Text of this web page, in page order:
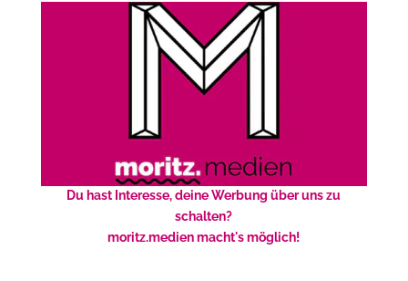
Du hast Interesse, deine Werbung über uns zu
schalten?
moritz.medien macht's möglich!